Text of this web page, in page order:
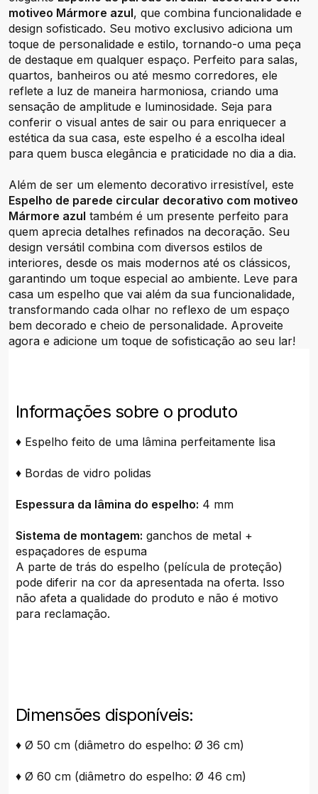
motiveo Mármore azul, que combina funcionalidade e
design sofisticado. Seu motivo exclusivo adiciona um
toque de personalidade e estilo, tornando-o uma peça
de destaque em qualquer espaço. Perfeito para salas,
quartos, banheiros ou até mesmo corredores, ele
reflete a luz de maneira harmoniosa, criando uma
sensação de amplitude e luminosidade. Seja para
conferir o visual antes de sair ou para enriquecer a
estética da sua casa, este espelho é a escolha ideal
para quem busca elegância e praticidade no dia a dia.
Além de ser um elemento decorativo irresistível, este
Espelho de parede circular decorativo com motiveo
Mármore azul também é um presente perfeito para
quem aprecia detalhes refinados na decoração. Seu
design versátil combina com diversos estilos de
interiores, desde os mais modernos até os clássicos,
garantindo um toque especial ao ambiente. Leve para
casa um espelho que vai além da sua funcionalidade,
transformando cada olhar no reflexo de um espaço
bem decorado e cheio de personalidade. Aproveite
agora e adicione um toque de sofisticação ao seu lar!
Informações sobre o produto
♦ Espelho feito de uma lâmina perfeitamente lisa
♦ Bordas de vidro polidas
Espessura da lâmina do espelho: 4 mm
Sistema de montagem: ganchos de metal +
espaçadores de espuma
A parte de trás do espelho (película de proteção)
pode diferir na cor da apresentada na oferta. Isso
não afeta a qualidade do produto e não é motivo
para reclamação.
Dimensões disponíveis:
♦ Ø 50 cm (diâmetro do espelho: Ø 36 cm)
♦ Ø 60 cm (diâmetro do espelho: Ø 46 cm)